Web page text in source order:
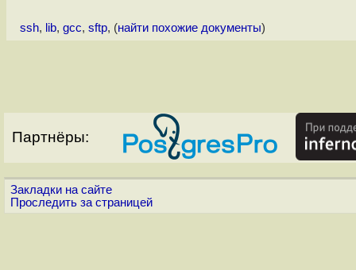
ssh, lib, gcc, sftp, (найти похожие документы)
Партнёры:
Закладки на сайте
Проследить за страницей